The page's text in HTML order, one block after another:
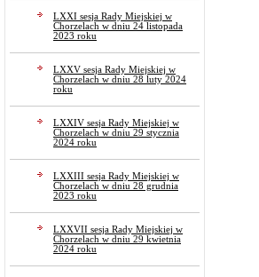
LXXI sesja Rady Miejskiej w
Chorzelach w dniu 24 listopada
2023 roku
LXXV sesja Rady Miejskiej w
Chorzelach w dniu 28 luty 2024
roku
LXXIV sesja Rady Miejskiej w
Chorzelach w dniu 29 stycznia
2024 roku
LXXIII sesja Rady Miejskiej w
Chorzelach w dniu 28 grudnia
2023 roku
LXXVII sesja Rady Miejskiej w
Chorzelach w dniu 29 kwietnia
2024 roku